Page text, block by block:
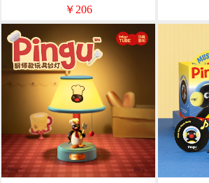
机X2（含32g内存卡）
￥206